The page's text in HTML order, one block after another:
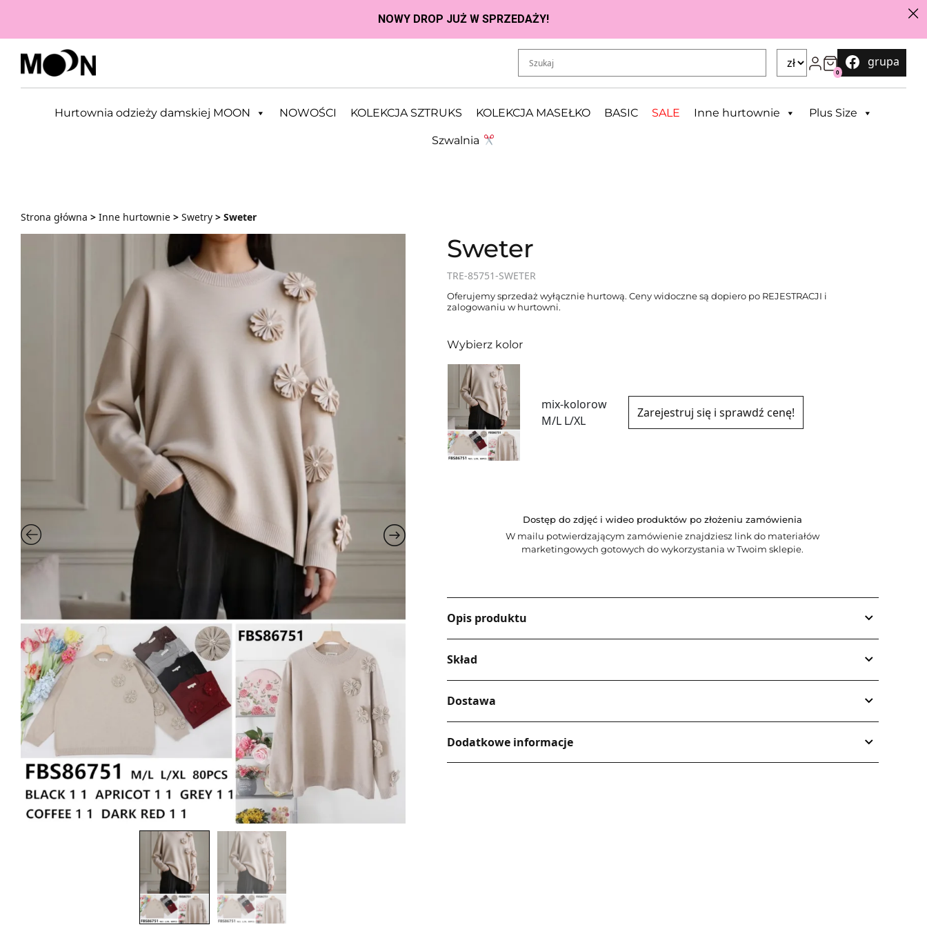
Przejdź do zawartości
0
grupa
Hurtownia odzieży damskiej MOON NOWOŚCI KOLEKCJA SZTRUKS KOLEKCJA MASEŁKO BASIC SALE Inne hurtownie Plus Size
Szwalnia
Strona główna > Inne hurtownie > Swetry > Sweter
Sweter
TRE-85751-SWETER
Oferujemy sprzedaż wyłącznie hurtową. Ceny widoczne są dopiero po REJESTRACJI i
zalogowaniu w hurtowni.
Wybierz kolor
mix-kolorow
M/L L/XL
Zarejestruj się i sprawdź cenę!
Dostęp do zdjęć i wideo produktów po złożeniu zamówienia
W mailu potwierdzającym zamówienie znajdziesz link do materiałów
marketingowych gotowych do wykorzystania w Twoim sklepie.
Opis produktu
Skład
Dostawa
Dodatkowe informacje